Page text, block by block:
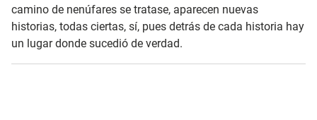
camino de nenúfares se tratase, aparecen nuevas
historias, todas ciertas, sí, pues detrás de cada historia hay
un lugar donde sucedió de verdad.